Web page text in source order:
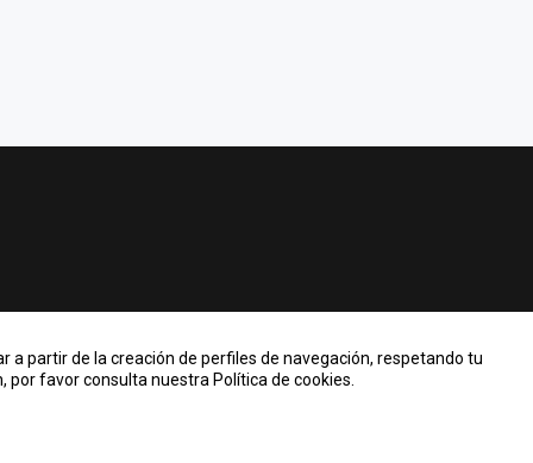
a partir de la creación de perfiles de navegación, respetando tu
favor consulta nuestra Política de cookies.